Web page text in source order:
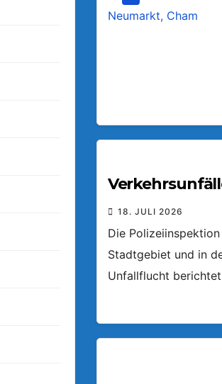
18. JULI 2026
Die
Stadtgebiet und in
Unfallflucht